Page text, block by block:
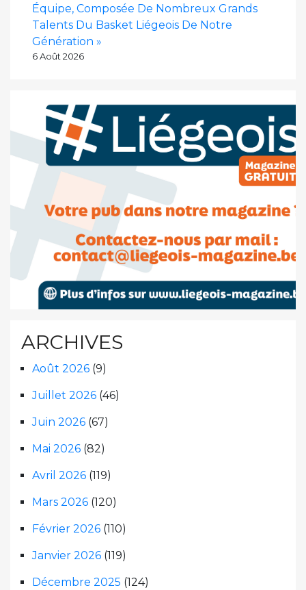
Équipe, Composée De Nombreux Grands
Talents Du Basket Liégeois De Notre
Génération »
6 Août 2026
ARCHIVES
Août 2026 (9)
Juillet 2026 (46)
Juin 2026 (67)
Mai 2026 (82)
Avril 2026 (119)
Mars 2026 (120)
Février 2026 (110)
Janvier 2026 (119)
Décembre 2025 (124)